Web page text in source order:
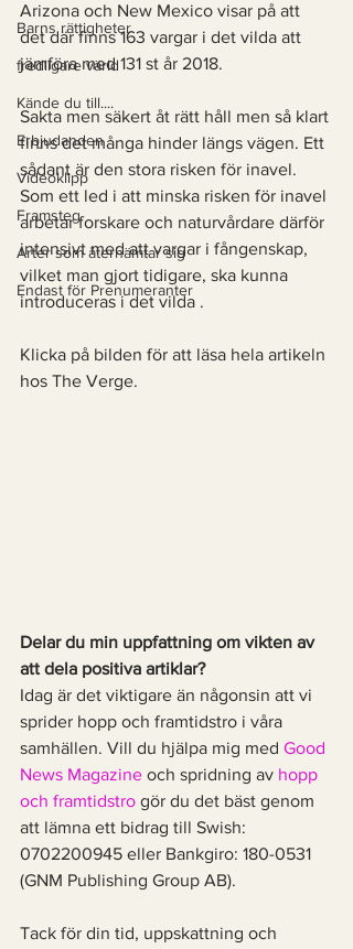
Barns rättigheter
fredligare värld
Kände du till....
Erbjudanden
Videoklipp
Framsteg
Arter som återhämtar sig
Endast för Prenumeranter
Arizona och New Mexico visar på att
det där finns 163 vargar i det vilda att
jämföra med 131 st år 2018.
Sakta men säkert åt rätt håll men så klart
finns det många hinder längs vägen. Ett
sådant är den stora risken för inavel.
Som ett led i att minska risken för inavel
arbetar forskare och naturvårdare därför
intensivt med att vargar i fångenskap,
vilket man gjort tidigare, ska kunna
introduceras i det vilda .
Klicka på bilden för att läsa hela artikeln
hos The Verge.
Delar du min uppfattning om vikten av
att dela positiva artiklar?
Idag är det viktigare än någonsin att vi
sprider hopp och framtidstro i våra
samhällen. Vill du hjälpa mig med Good
News Magazine och spridning av hopp
och framtidstro gör du det bäst genom
att lämna ett bidrag till Swish:
0702200945 eller Bankgiro: 180-0531
(GNM Publishing Group AB).
Tack för din tid, uppskattning och